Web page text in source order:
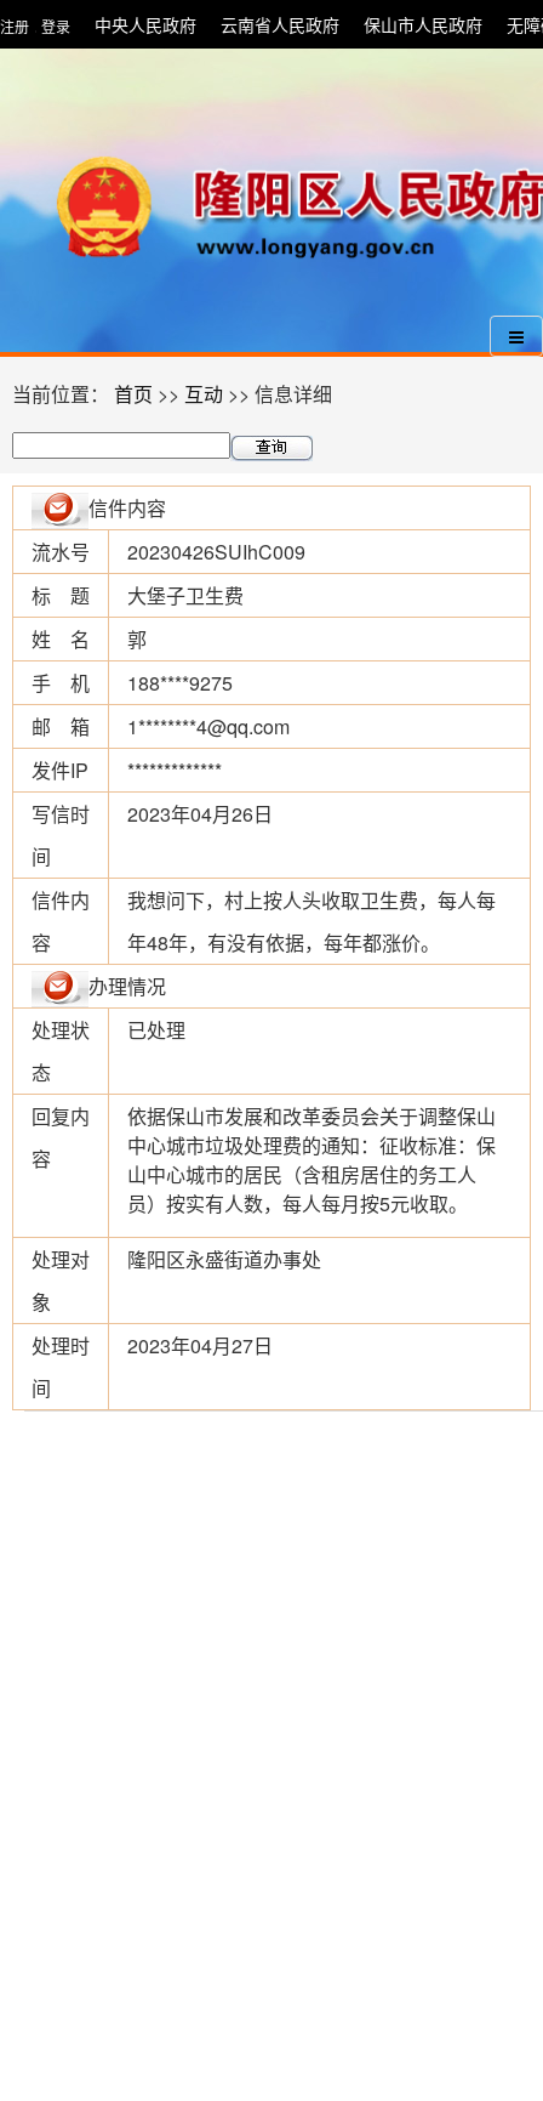
注册 | 登录 中央人民政府 云南省人民政府 保山市人民政府 无
当前位置： 首页 >> 互动 >> 信息详细
信件内容
流水号
20230426SUIhC009
标 题
大堡子卫生费
姓 名
郭
手 机
188****9275
邮 箱
1********4@qq.com
发件IP
*************
写信时
间
2023年04月26日
信件内
容
我想问下，村上按人头收取卫生费，每人每
年48年，有没有依据，每年都涨价。
办理情况
处理状
态
已处理
回复内
容
依据保山市发展和改革委员会关于调整保山
中心城市垃圾处理费的通知：征收标准：保
山中心城市的居民（含租房居住的务工人
员）按实有人数，每人每月按5元收取。
处理对
象
隆阳区永盛街道办事处
处理时
间
2023年04月27日